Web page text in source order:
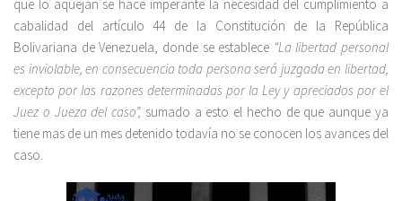
que lo aquejan se hace imperante la necesidad del cumplimiento a
cabalidad del artículo 44 de la Constitución de la República
Bolivariana de Venezuela, donde se establece “La libertad personal
es inviolable, en consecuencia toda persona será juzgada en libertad,
excepto por las razones determinadas por la Ley y apreciados por el
Juez o Jueza del caso”, sumado a esto el hecho de que aunque ya
tiene mas de un mes detenido todavía no se conocen los avances del
caso.